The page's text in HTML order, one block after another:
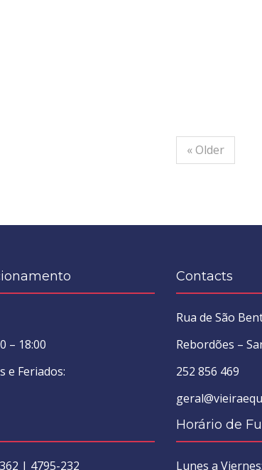
« Older
– 18:00
e Feriados:
Contacts
Rua de São
Rebordões –
252 856 469
| 4795-232
Horário de
Lunes a Viernes: